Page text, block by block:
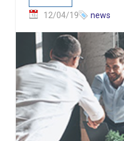
12/04/19 news